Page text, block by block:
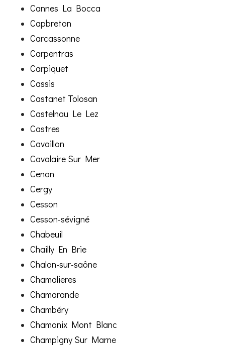
Cannes La Bocca
Capbreton
Carcassonne
Carpentras
Carpiquet
Cassis
Castanet Tolosan
Castelnau Le Lez
Castres
Cavaillon
Cavalaire Sur Mer
Cenon
Cergy
Cesson
Cesson-sévigné
Chabeuil
Chailly En Brie
Chalon-sur-saône
Chamalieres
Chamarande
Chambéry
Chamonix Mont Blanc
Champigny Sur Marne